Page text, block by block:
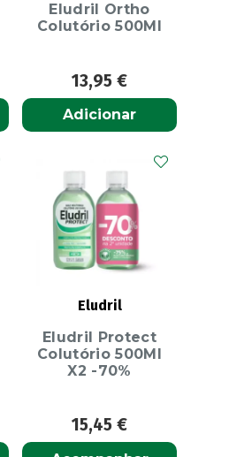
Eludril Ortho
Colutório 500Ml
13,95 €
Adicionar
Eludril
Eludril Protect
Colutório 500Ml
X2 -70%
15,45 €